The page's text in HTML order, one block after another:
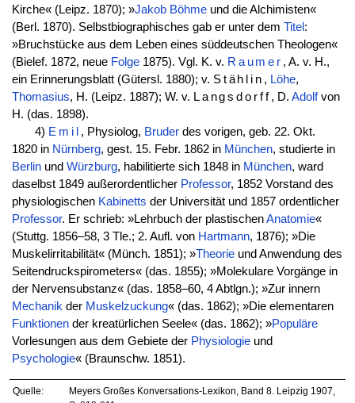
Kirche« (Leipz. 1870); »Jakob Böhmeund die Alchimisten«
(Berl. 1870). Selbstbiographisches gab er unter dem Titel :
»Bruchstücke aus dem Leben eines süddeutschen Theologen«
(Bielef. 1872, neue Folge1875). Vgl. K. v. Raumer , A. v. H.,
ein Erinnerungsblatt (Gütersl. 1880); v. Stählin , Löhe,
Thomasius, H. (Leipz. 1887); W. v. Langsdorff, D. Adolfvon
H. (das. 1898).
4) Emil , Physiolog, Bruderdes vorigen, geb. 22. Okt.
1820 in Nürnberg, gest. 15. Febr. 1862 in München, studierte in
Berlinund Würzburg, habilitierte sich 1848 in München, ward
daselbst 1849 außerordentlicher Professor, 1852 Vorstand des
physiologischen Kabinetts der Universität und 1857 ordentlicher
Professor. Er schrieb: »Lehrbuch der plastischenAnatomie«
(Stuttg. 1856–58, 3 Tle.; 2. Aufl. von Hartmann, 1876); »Die
Muskelirritabilität« (Münch. 1851); »Theorieund Anwendung des
Seitendruckspirometers« (das. 1855); »Molekulare Vorgänge in
der Nervensubstanz« (das. 1858–60, 4 Abtlgn.); »Zur innern
Mechanikder Muskelzuckung« (das. 1862); »Die elementaren
Funktionender kreatürlichen Seele« (das. 1862); »Populäre
Vorlesungen aus dem Gebiete der Physiologieund
Psychologie« (Braunschw. 1851).
Quelle:
Meyers Großes Konversations-Lexikon, Band 8. Leipzig 1907,